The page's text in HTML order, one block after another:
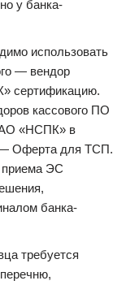
у банка-
использовать
— вендор
сертификацию.
кассового ПО
АО «НСПК» в
— Оферта для ТСП.
ЭС
банка-
требуется